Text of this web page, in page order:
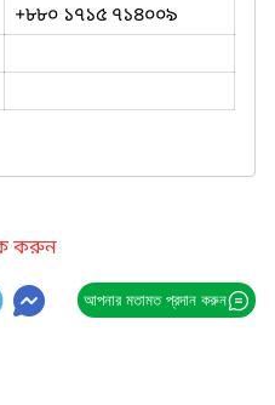
+৮৮০ ১৭১৫ ৭১৪০০৯
করুন
আপনার মতামত প্রদান করুন